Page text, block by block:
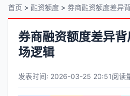
首页 > 融资额度 > 券商融资额度差异
券商融资额度差异
场逻辑
发表时间: 2026-03-25 20:51阅读